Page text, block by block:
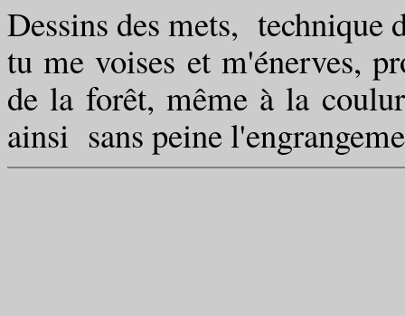
Dessins des mets, technique
tu me voises et m'énerves,
de la forêt, même à la
ainsi sans peine